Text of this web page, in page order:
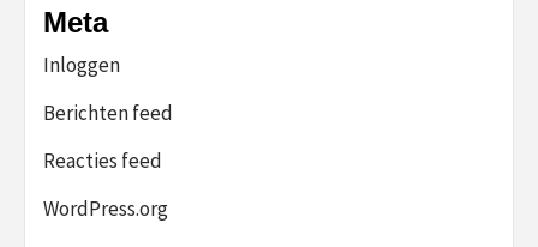
Meta
Inloggen
Berichten feed
Reacties feed
WordPress.org